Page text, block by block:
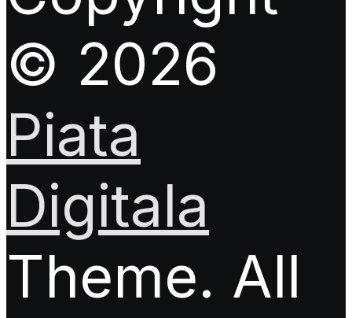
© 2026
Piata
Digitala
Theme. All